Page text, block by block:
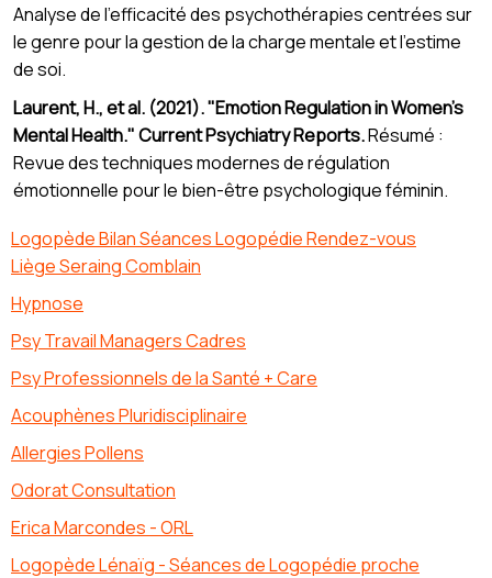
Analyse de l’efficacité des psychothérapies centrées sur
le genre pour la gestion de la charge mentale et l’estime
de soi.
Laurent, H., et al. (2021). "Emotion Regulation in Women’s
Mental Health." Current Psychiatry Reports.Résumé :
Revue des techniques modernes de régulation
émotionnelle pour le bien-être psychologique féminin.
Logopède Bilan Séances Logopédie Rendez-vous
Liège Seraing Comblain
Hypnose
Psy Travail Managers Cadres
Psy Professionnels de la Santé + Care
Acouphènes Pluridisciplinaire
Allergies Pollens
Odorat Consultation
Erica Marcondes - ORL
Logopède Lénaïg - Séances de Logopédie proche